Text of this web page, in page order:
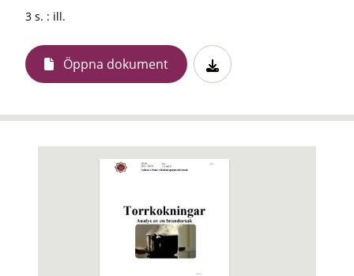
3 s. : ill.
Öppna dokument